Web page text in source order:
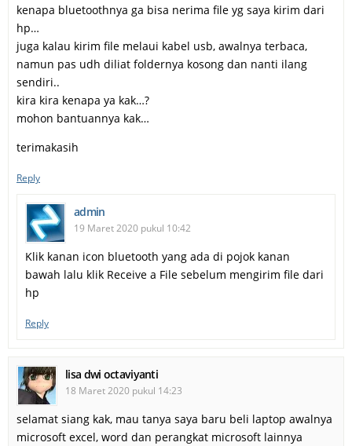
kenapa bluetoothnya ga bisa nerima file yg saya kirim dari
hp…
juga kalau kirim file melaui kabel usb, awalnya terbaca,
namun pas udh diliat foldernya kosong dan nanti ilang
sendiri..
kira kira kenapa ya kak…?
mohon bantuannya kak…
terimakasih
Reply
admin
19 Maret 2020 pukul 10:42
Klik kanan icon bluetooth yang ada di pojok kanan
bawah lalu klik Receive a File sebelum mengirim file dari
hp
Reply
lisa dwi octaviyanti
18 Maret 2020 pukul 14:23
selamat siang kak, mau tanya saya baru beli laptop awalnya
microsoft excel, word dan perangkat microsoft lainnya